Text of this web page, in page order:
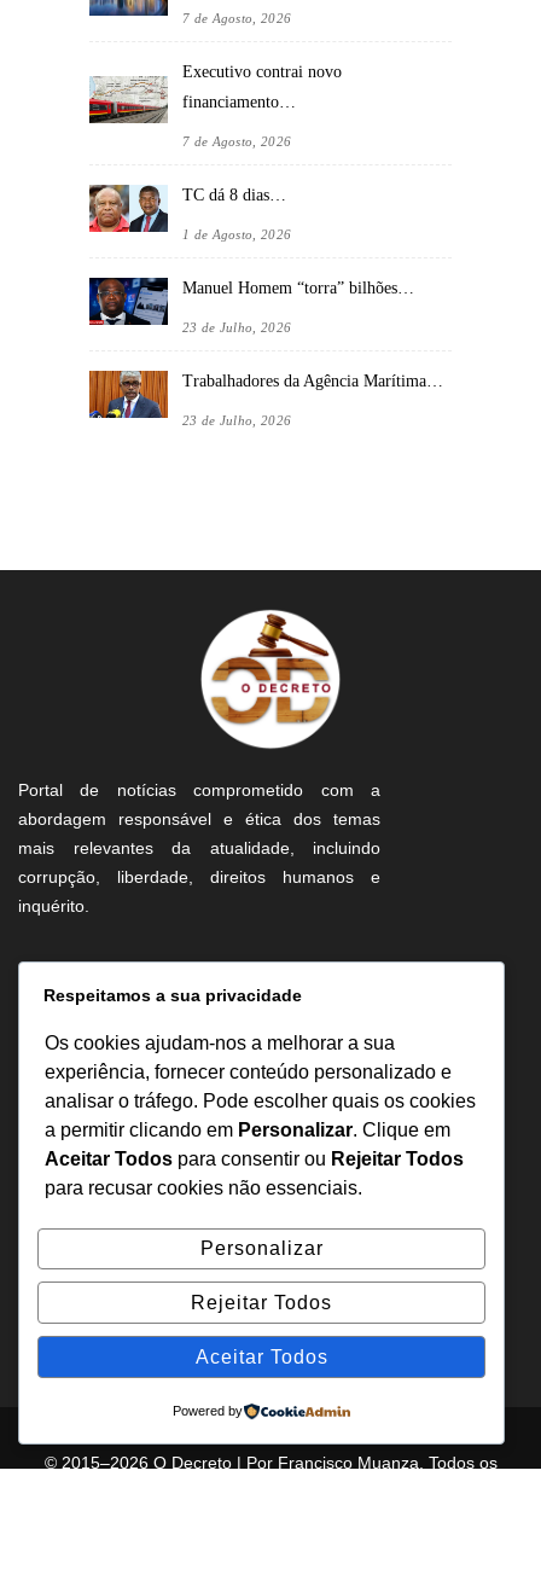
7 de Agosto, 2026
Executivo contrai novo
financiamento…
7 de Agosto, 2026
TC dá 8 dias…
1 de Agosto, 2026
Manuel Homem “torra” bilhões…
23 de Julho, 2026
Trabalhadores da Agência Marítima…
23 de Julho, 2026
Portal de notícias comprometido com a
abordagem responsável e ética dos temas
mais relevantes da atualidade, incluindo
corrupção, liberdade, direitos humanos e
inquérito.
Informação
Sobre Nós
Estatuto Editorial
Inquérito
Denuncia
Política de Privacidade
Contactos
+244 957 277 922
denuncia@odecreto.com
Angola - Luanda, Viana
© 2015–2026 O Decreto | Por Francisco Muanza. Todos os
Respeitamos a sua privacidade
Os cookies ajudam-nos a melhorar a sua
experiência, fornecer conteúdo personalizado e
analisar o tráfego. Pode escolher quais os cookies
a permitir clicando em Personalizar. Clique em
Aceitar Todos para consentir ou Rejeitar Todos
para recusar cookies não essenciais.
Personalizar
Rejeitar Todos
Aceitar Todos
Powered by